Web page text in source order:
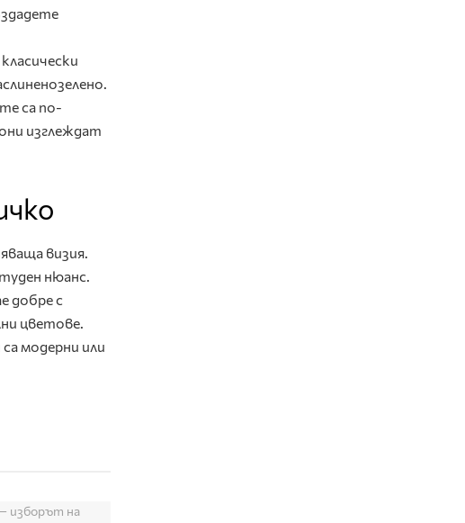
са по-
изглеждат
визия.
нюанс.
добре с
цветове.
модерни или